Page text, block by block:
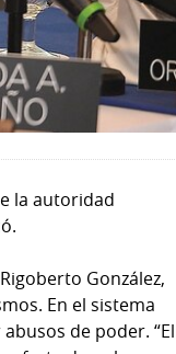
la autoridad
González,
En el sistema
de poder. “El